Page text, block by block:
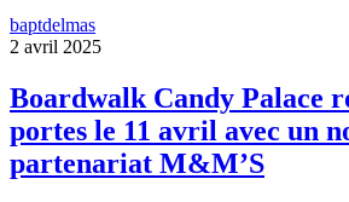
baptdelmas
2 avril 2025
Boardwalk Candy Palace
portes le 11 avril avec un
partenariat M&M’S